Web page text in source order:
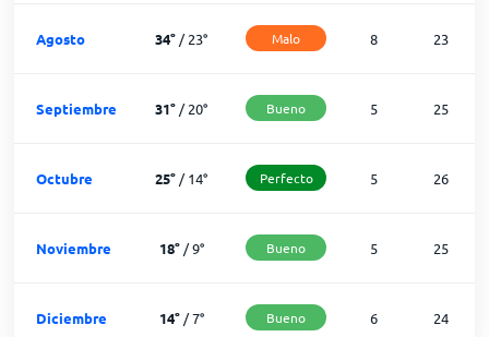
Agosto 34° /23° Malo 8 23
Septiembre 31° /20° Bueno 5 25
Octubre 25° /14° Perfecto 5 26
Noviembre 18°/9° Bueno 5 25
Diciembre 14°/7° Bueno 6 24